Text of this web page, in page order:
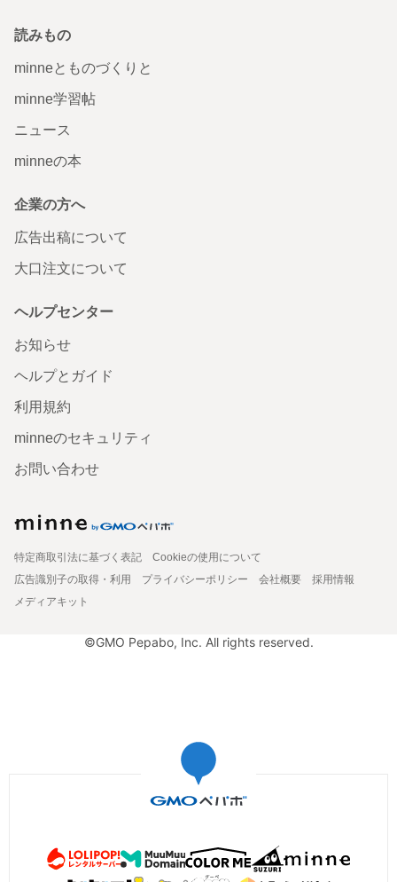
読みもの
minneとものづくりと
minne学習帖
ニュース
minneの本
企業の方へ
広告出稿について
大口注文について
ヘルプセンター
お知らせ
ヘルプとガイド
利用規約
minneのセキュリティ
お問い合わせ
特定商取引法に基づく表記
Cookieの使用について
広告識別子の取得・利用
プライバシーポリシー 会社概要
採用情報
メディアキット
©GMO Pepabo, Inc. All rights reserved.